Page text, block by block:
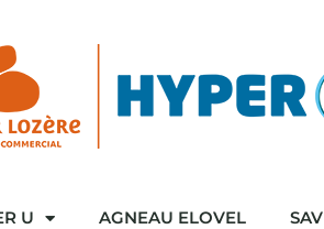
U AGNEAU ELOVEL SAV